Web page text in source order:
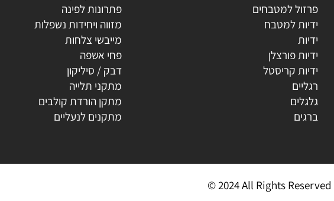
פרזול
למטבחים
למטבח
קטגוריות נוספות
עגלת בקבוקים
פתרונות לפינה
מזווה ויחידות נשפלות
מייבשי צלחות
מתקני תלייה